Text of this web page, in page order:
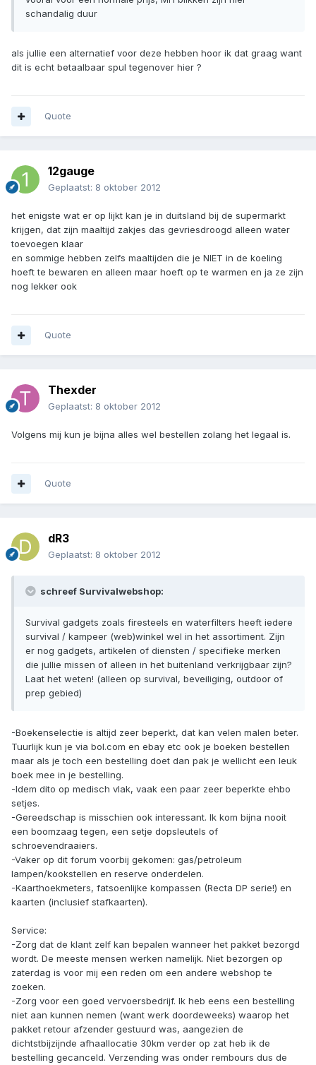
schandalig duur
als jullie een alternatief voor deze hebben hoor ik dat graag want
dit is echt betaalbaar spul tegenover hier ?
Quote
12gauge
Geplaatst: 8 oktober 2012
het enigste wat er op lijkt kan je in duitsland bij de supermarkt
krijgen, dat zijn maaltijd zakjes das gevriesdroogd alleen water
toevoegen klaar
en sommige hebben zelfs maaltijden die je NIET in de koeling
hoeft te bewaren en alleen maar hoeft op te warmen en ja ze zijn
nog lekker ook
Quote
Thexder
Geplaatst: 8 oktober 2012
Volgens mij kun je bijna alles wel bestellen zolang het legaal is.
Quote
dR3
Geplaatst: 8 oktober 2012
schreef Survivalwebshop:
Survival gadgets zoals firesteels en waterfilters heeft iedere
survival / kampeer (web)winkel wel in het assortiment. Zijn
er nog gadgets, artikelen of diensten / specifieke merken
die jullie missen of alleen in het buitenland verkrijgbaar zijn?
Laat het weten! (alleen op survival, beveiliging, outdoor of
prep gebied)
-Boekenselectie is altijd zeer beperkt, dat kan velen malen beter.
Tuurlijk kun je via bol.com en ebay etc ook je boeken bestellen
maar als je toch een bestelling doet dan pak je wellicht een leuk
boek mee in je bestelling.
-Idem dito op medisch vlak, vaak een paar zeer beperkte ehbo
setjes.
-Gereedschap is misschien ook interessant. Ik kom bijna nooit
een boomzaag tegen, een setje dopsleutels of
schroevendraaiers.
-Vaker op dit forum voorbij gekomen: gas/petroleum
lampen/kookstellen en reserve onderdelen.
-Kaarthoekmeters, fatsoenlijke kompassen (Recta DP serie!) en
kaarten (inclusief stafkaarten).
Service:
-Zorg dat de klant zelf kan bepalen wanneer het pakket bezorgd
wordt. De meeste mensen werken namelijk. Niet bezorgen op
zaterdag is voor mij een reden om een andere webshop te
zoeken.
-Zorg voor een goed vervoersbedrijf. Ik heb eens een bestelling
niet aan kunnen nemen (want werk doordeweeks) waarop het
pakket retour afzender gestuurd was, aangezien de
dichtstbijzijnde afhaallocatie 30km verder op zat heb ik de
bestelling gecanceld. Verzending was onder rembours dus de